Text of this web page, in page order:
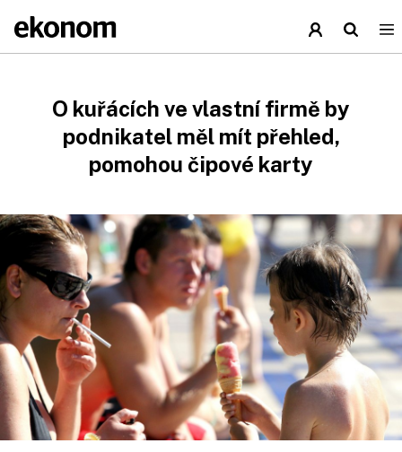
O kuřácích ve vlastní firmě by
podnikatel měl mít přehled,
pomohou čipové karty